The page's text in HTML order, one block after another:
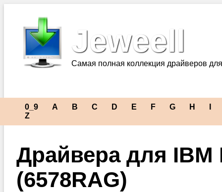
Jeweell
Самая полная коллекция драйверов
0_9 A B C D E F G H
Z
Драйвера для
(6578RAG)